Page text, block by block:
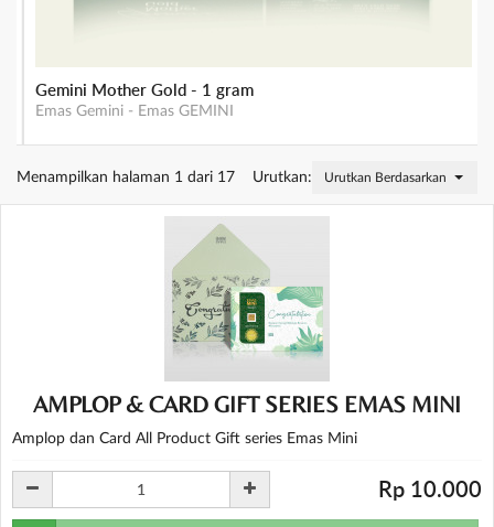
Gemini Mother Gold - 1 gram
Emas Gemini - Emas GEMINI
Urutkan: Urutkan Berdasarkan Stok
Menampilkan halaman 1 dari 17
AMPLOP & CARD GIFT SERIES EMAS MINI
Amplop dan Card All Product Gift series Emas Mini
Rp 10.000